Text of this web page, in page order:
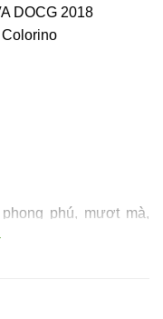
DOCG 2018
phú, mượt mà,
sáng, ghi chú của